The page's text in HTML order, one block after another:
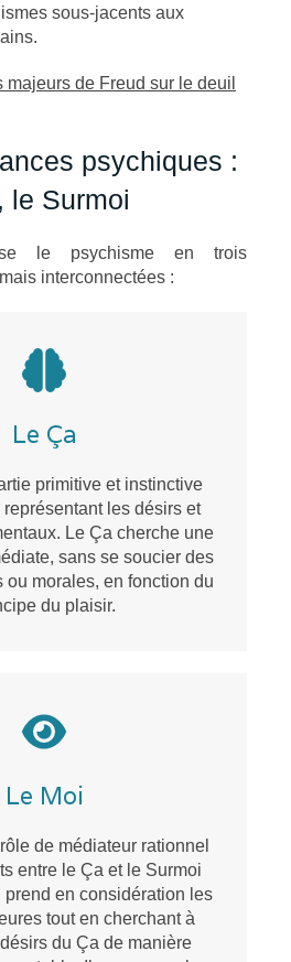
sous-jacents aux
majeurs de Freud sur le deuil
psychiques :
le Surmoi
le psychisme en trois
interconnectées :
Le Ça
primitive et instinctive
les désirs et
Le Ça cherche une
sans se soucier des
ou morales, en fonction du
du plaisir.
Le Moi
de médiateur rationnel
entre le Ça et le Surmoi
prend en considération les
tout en cherchant à
du Ça de manière